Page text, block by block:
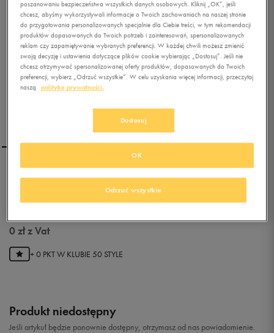
1/4
NIKE REVOLUTION 2 PSV
0 złz Vat
+ 0 PKT W KLUBIE 50 STYLE
Produkt niedostępny
Jeśli artykuł będzie ponownie dostępny, otrzymasz od nas powiadomienie.
poszanowaniu bezpieczeństwa wszystkich danych osobowych. Kliknij „OK”, jeśli
chcesz, abyśmy wykorzystywali informacje o Twoich zachowaniach na naszej stronie
do przygotowania personalizowanych specjalnie dla Ciebie treści, w tym rekomendacji
produktów dopasowanych do Twoich potrzeb i zainteresowań, spersonalizowanych
reklam czy zapamiętywanie wybranych preferencji. W każdej chwili możesz zmienić
swoją decyzję i ustawienia dotyczące plików cookie wybierając „Dostosuj”. Jeśli nie
chcesz otrzymywać spersonalizowanej oferty produktów, dopasowanych do Twoich
preferencji, wybierz „Odrzuć wszystkie”. W celu uzyskania więcej informacji, przeczytaj
naszą
politykę prywatności.
Dostosuj
Odrzuć wszystkie
OK